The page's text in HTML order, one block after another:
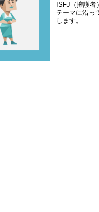
ISFJ（擁護
テーマに沿っ
します。